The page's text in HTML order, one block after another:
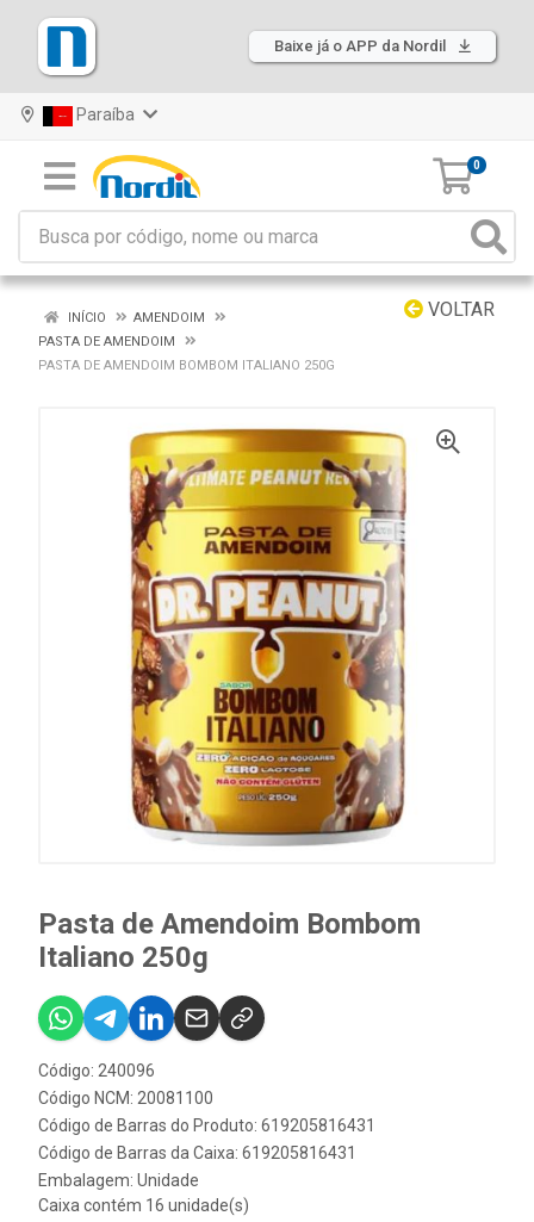
Baixe já o APP da Nordil
Paraíba
0
VOLTAR
INÍCIO
AMENDOIM
PASTA DE AMENDOIM
PASTA DE AMENDOIM BOMBOM ITALIANO 250G
Pasta de Amendoim Bombom
Italiano 250g
Código: 240096
Código NCM: 20081100
Código de Barras do Produto: 619205816431
Código de Barras da Caixa: 619205816431
Embalagem: Unidade
Caixa contém 16 unidade(s)